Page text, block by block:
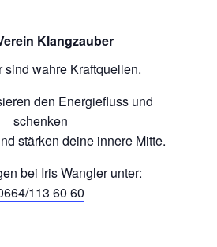
Klangzauber
sind wahre Kraftquellen.
den Energiefluss und
schenken
stärken deine innere Mitte.
bei Iris Wangler unter:
113 60 60